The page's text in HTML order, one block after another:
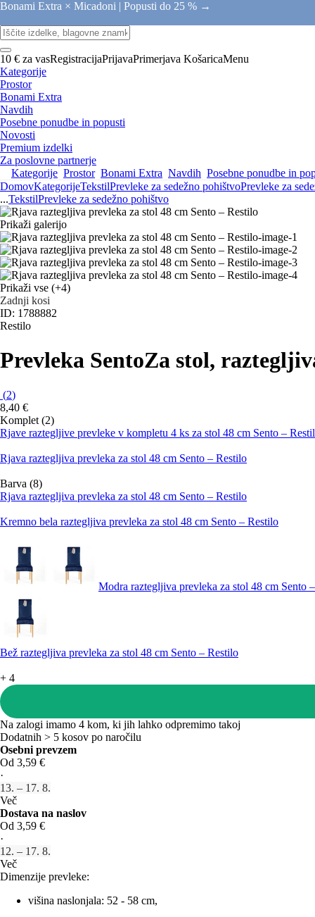
Bonami Extra × Micadoni | Popusti do 25 % →
10 € za vasRegistracijaPrijavaPrimerjava KošaricaMenu
Kategorije
Prostor
Bonami Extra
Navdih
Posebne ponudbe in popusti
Novosti
Premium izdelki
Za poslovne partnerje
Kategorije Prostor Bonami Extra Navdih Posebne ponudbe in
DomovKategorijeTekstilPrevleke za sedežno pohištvoPrevleke za
...TekstilPrevleke za sedežno pohištvo
Prikaži galerijo
Prikaži vse (+4)
Zadnji kosi
ID: 1788882
Restilo
Prevleka SentoZa stol,
(2)
8,40 €
Komplet (2)
Rjave raztegljive prevleke v kompletu 4 ks za stol 48 cm Sento –
Rjava raztegljiva prevleka za stol 48 cm Sento – Restilo
Barva (8)
Rjava raztegljiva prevleka za stol 48 cm Sento – Restilo
Kremno bela raztegljiva prevleka za stol 48 cm Sento – Restilo
Modra raztegljiva prevleka za stol 48 cm Sento
Bež raztegljiva prevleka za stol 48 cm Sento – Restilo
+ 4
Na zalogi imamo 4 kom, ki jih lahko odpremimo takoj
Dodatnih > 5 kosov po naročilu
Osebni prevzem
Od 3,59 €
·
13. – 17. 8.
Več
Dostava na naslov
Od 3,59 €
·
12. – 17. 8.
Več
Dimenzije prevleke:
višina naslonjala: 52 - 58 cm,